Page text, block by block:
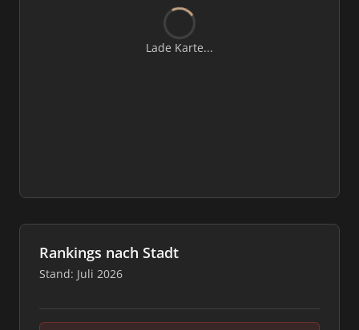
Lade Karte...
Rankings nach Stadt
Stand: Juli 2026